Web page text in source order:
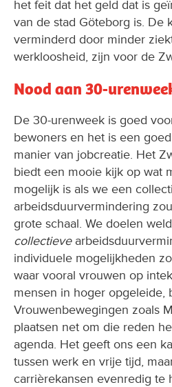
het feit dat het geld dat is
van de stad Göteborg is. De
verminderd door minder
werkloosheid, zijn voor de
Nood aan 30-
De 30-urenweek is goed
bewoners en het is een
manier van jobcreatie. Het
biedt een mooie kijk op wat
mogelijk is als we een
arbeidsduurvermindering
grote schaal. We doelen
collectieve
individuele mogelijkheden
waar vooral vrouwen op
mensen in hoger opgeleide,
Vrouwenbewegingen zoals
plaatsen net om die reden
agenda. Het geeft ons een
tussen werk en vrije tijd,
carrièrekansen evenredig te